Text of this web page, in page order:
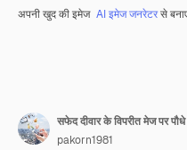
अपनी खुद की इमेज AI इमेज जनरेटरसे
सफेद दीवार के विपरीत मेज पर पौधे
pakorn1981